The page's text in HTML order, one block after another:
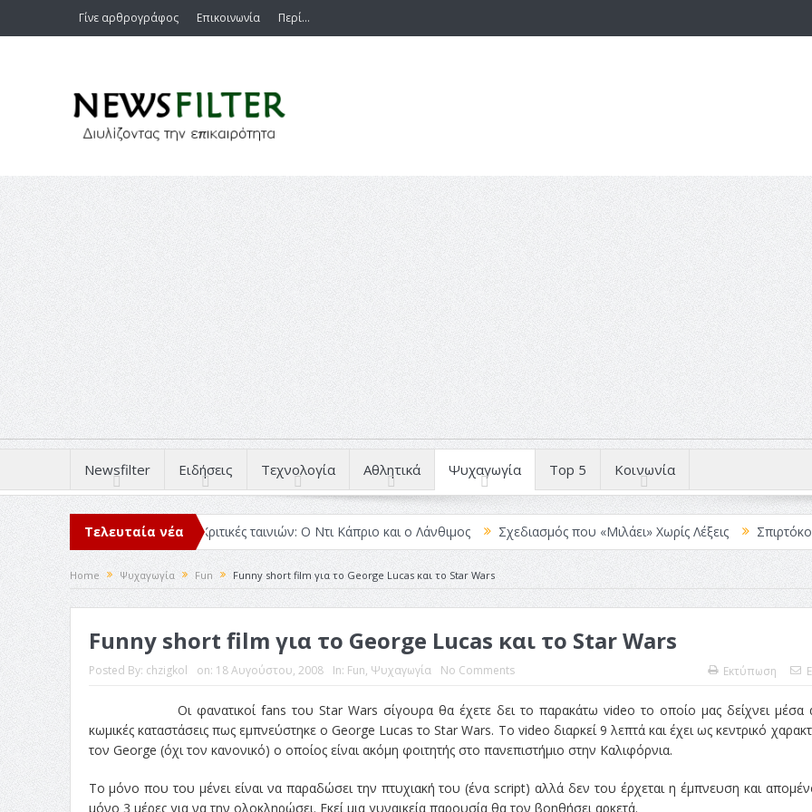
Γίνε αρθρογράφος Επικοινωνία Περί…
Newsfilter Ειδήσεις Τεχνολογία Αθλητικά Ψυχαγωγία Top 5 Κοινωνία
Τελευταία νέα
μέσα στο 2025 Κριτικές ταινιών: Ο Ντι Κάπριο και ο Λάνθιμος Σχεδιασμός που «Μιλάει» Χωρίς Λέξεις Σπιρτόκουτο: η
Home Ψυχαγωγία Fun Funny short film για το George Lucas και το Star Wars
Funny short film για το George Lucas και το Star Wars
Posted By: chzigkol on: 18 Αυγούστου, 2008 In: Fun, Ψυχαγωγία No Comments Εκτύπωση
Οι φανατικοί fans του Star Wars σίγουρα θα έχετε δει το παρακάτω video το οποίο μας δείχνει μέσα
κωμικές καταστάσεις πως εμπνεύστηκε ο George Lucas το Star Wars. Το video διαρκεί 9 λεπτά και έχει ως κεντρικό
τον George (όχι τον κανονικό) ο οποίος είναι ακόμη φοιτητής στο πανεπιστήμιο στην Καλιφόρνια.
Το μόνο που του μένει είναι να παραδώσει την πτυχιακή του (ένα script) αλλά δεν του έρχεται η έμπνευση και
μόνο 3 μέρες για να την ολοκληρώσει. Εκεί μια γυναικεία παρουσία θα τον βοηθήσει αρκετά.